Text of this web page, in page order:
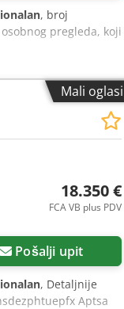
, broj
pregleda, koji
Mali oglasi
18.350 €
FCA VB plus PDV
Pošalji upit
, Detaljnije
Aptsa